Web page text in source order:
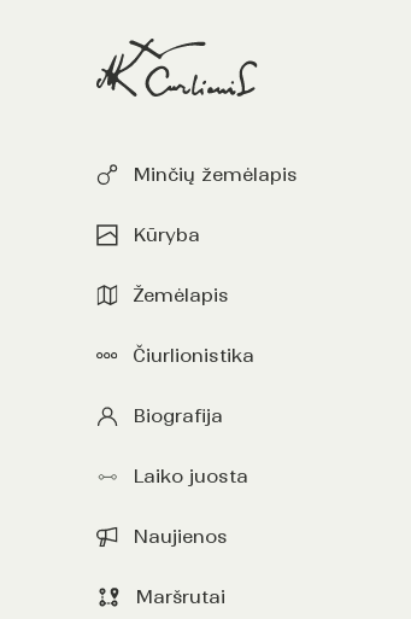
Minčių žemėlapis
Kūryba
Žemėlapis
Čiurlionistika
Biografija
Laiko juosta
Naujienos
Maršrutai